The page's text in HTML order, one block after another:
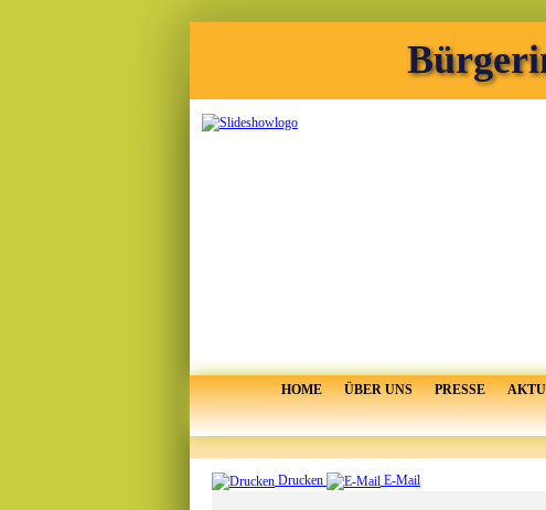
HOME ÜBER UNS PRESSE
Drucken E-Mail